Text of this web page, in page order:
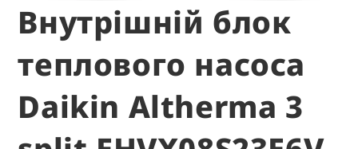
Внутрішній блок
теплового насоса
Daikin Altherma 3